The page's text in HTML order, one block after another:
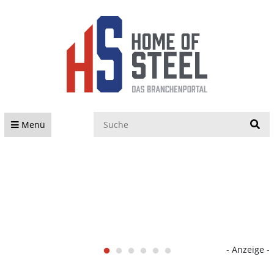
Menü
- Anzeige -